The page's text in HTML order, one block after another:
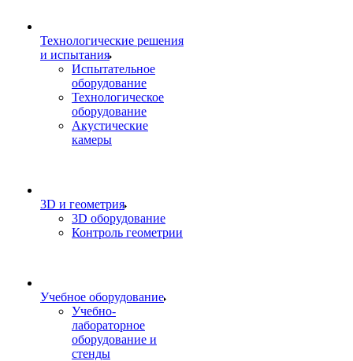
Технологические решения
и испытания
Испытательное
оборудование
Технологическое
оборудование
Акустические
камеры
3D и геометрия
3D оборудование
Контроль геометрии
Учебное оборудование
Учебно-
лабораторное
оборудование и
стенды